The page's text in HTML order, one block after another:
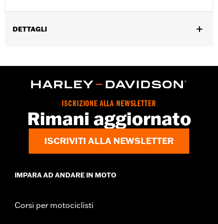
DETTAGLI
separato della bulloneria di ancoraggio P/N 91800025. Non
compatibile con modelli con kit di illuminazione ausiliario
Custom P/N 68000051.
Venduti singolarmente: Ciascuno
Materiale: Policarbonato rinforzato
Contenuto della confezione:Parabrezza completo con tutta la
Altezza complessiva parabrezza:
ISCRIZIONE ALLA NEWSLETTER
Rimani aggiornato
ISCRIVITI ALLA NEWSLETTER
IMPARA AD ANDARE IN MOTO
Corsi per motociclisti